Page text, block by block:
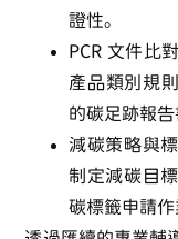
證性。
PCR 文件比
產品類別規
的碳足跡報
減碳策略與
制定減碳目
碳標籤申請作